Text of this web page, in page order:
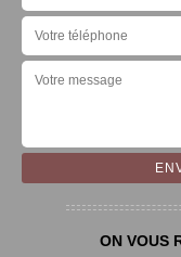
ON VOUS